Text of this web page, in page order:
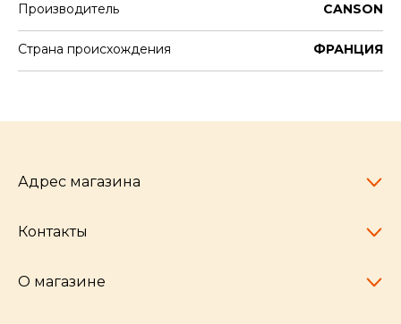
Производитель CANSON
Страна происхождения ФРАНЦИЯ
Адрес магазина
Челябинск,
Контакты
pocherkartshop@mail.ru
О магазине